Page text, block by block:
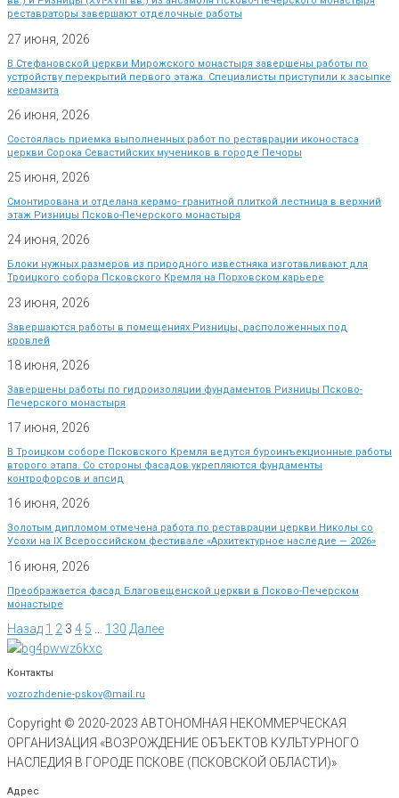
реставраторы завершают отделочные работы
27 июня, 2026
В Стефановской церкви Мирожского монастыря завершены работы по
устройству перекрытий первого этажа. Специалисты приступили к засыпке
керамзита
26 июня, 2026
Состоялась приемка выполненных работ по реставрации иконостаса
церкви Сорока Севастийских мучеников в городе Печоры
25 июня, 2026
Смонтирована и отделана керамо- гранитной плиткой лестница в верхний
этаж Ризницы Псково-Печерского монастыря
24 июня, 2026
Блоки нужных размеров из природного известняка изготавливают для
Троицкого собора Псковского Кремля на Порховском карьере
23 июня, 2026
Завершаются работы в помещениях Ризницы, расположенных под
кровлей
18 июня, 2026
Завершены работы по гидроизоляции фундаментов Ризницы Псково-
Печерского монастыря
17 июня, 2026
В Троицком соборе Псковского Кремля ведутся буроинъекционные работы
второго этапа. Со стороны фасадов укрепляются фундаменты
контрофорсов и апсид
16 июня, 2026
Золотым дипломом отмечена работа по реставрации церкви Николы со
Усохи на IX Всероссийском фестивале «Архитектурное наследие — 2026»
16 июня, 2026
Преображается фасад Благовещенской церкви в Псково-Печерском
монастыре
Назад 1 2 3 4 5 130 Далее
Контакты
vozrozhdenie-pskov@mail.ru
Copyright © 2020-2023 АВТОНОМНАЯ НЕКОММЕРЧЕСКАЯ
ОРГАНИЗАЦИЯ «ВОЗРОЖДЕНИЕ ОБЪЕКТОВ КУЛЬТУРНОГО
НАСЛЕДИЯ В ГОРОДЕ ПСКОВЕ (ПСКОВСКОЙ ОБЛАСТИ)»
Адрес